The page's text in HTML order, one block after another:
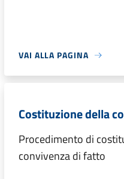
VAI ALLA PAGINA
Costituzione della
Procedimento di
convivenza di fatto